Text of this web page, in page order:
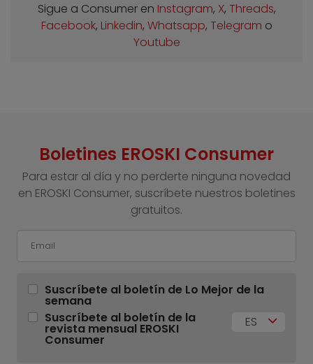
Sigue a Consumer en Instagram, X, Threads,
Facebook, Linkedin, Whatsapp, Telegram o
Youtube
Boletines EROSKI Consumer
Para estar al día y no perderte ninguna novedad
en EROSKI Consumer, suscríbete nuestros boletines
gratuitos.
Suscríbete al boletín de Lo Mejor de la
semana
Suscríbete al boletín de la
revista mensual EROSKI
Consumer
ES